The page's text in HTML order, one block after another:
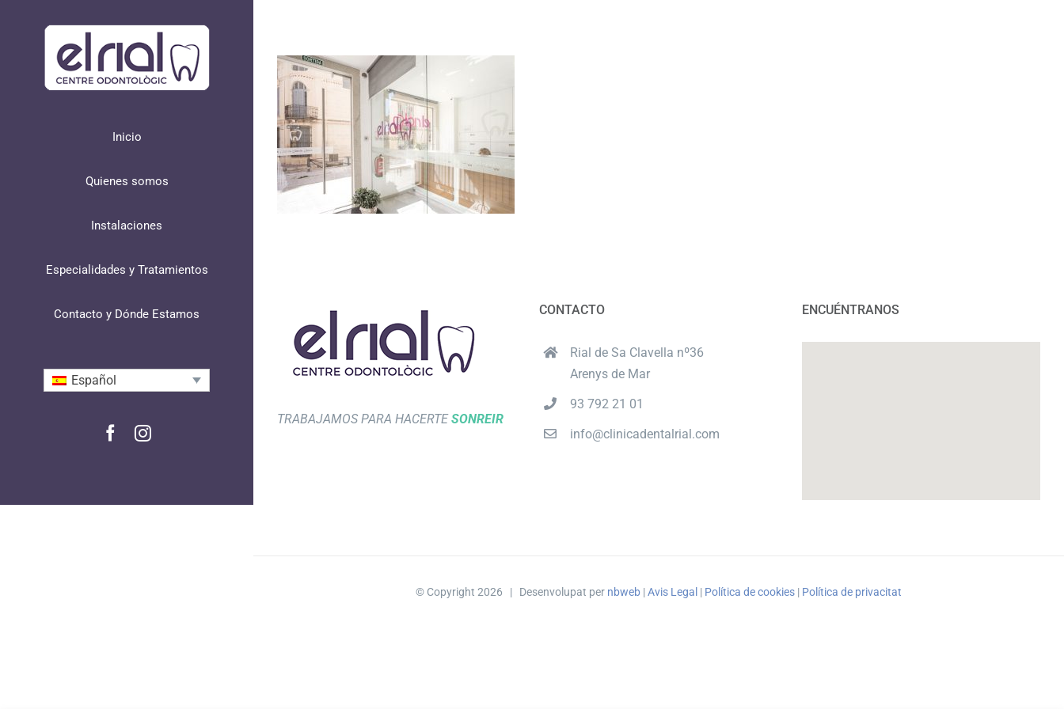
Inicio
Quienes somos
Instalaciones
Especialidades y Tratamientos
Contacto y Dónde Estamos
Español
FacebookInstagram
TRABAJAMOS PARA HACERTESONREIR
CONTACTO
Rial de Sa Clavella nº36
Arenys de Mar
93 792 21 01
info@clinicadentalrial.com
ENCUÉNTRANOS
© Copyright 2026 | Desenvolupat per nbweb |Avis Legal | Política de cookies | Política de privacitat